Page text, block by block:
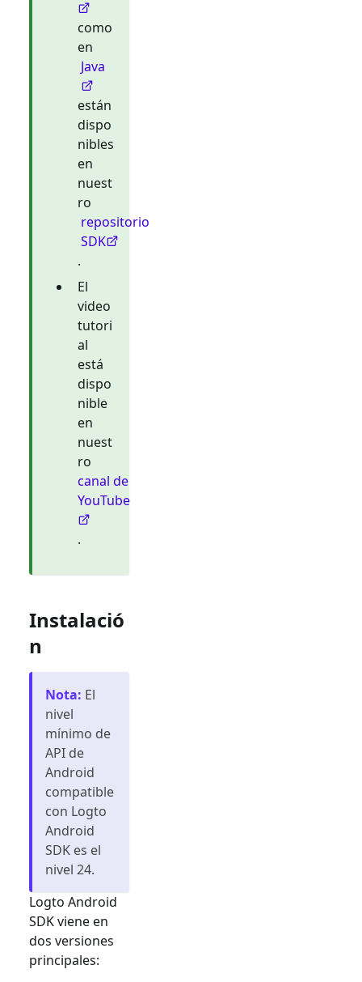
como
en
Java
están
dispo
nibles
en
nuest
ro
repositorio
SDK
.
El
video
tutori
al
está
dispo
nible
en
nuest
ro
canal de
YouTube
.
Instalació
n
Nota: El
nivel
mínimo de
API de
Android
compatible
con Logto
Android
SDK es el
nivel 24.
Logto Android
SDK viene en
dos versiones
principales: